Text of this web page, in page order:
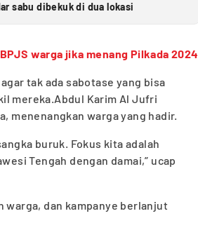
sabu dibekuk di dua lokasi
warga jika menang Pilkada 2024
tak ada sabotase yang bisa
mereka.Abdul Karim Al Jufri
menenangkan warga yang hadir.
buruk. Fokus kita adalah
Tengah dengan damai,” ucap
warga, dan kampanye berlanjut